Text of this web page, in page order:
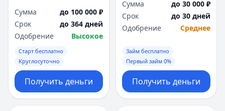
Сумма
до 100 000 ₽
Срок
до 364 дней
Одобрение
Высокое
Старт бесплатно
Круглосуточно
Получить деньги
Сумма
до 30 000 ₽
Срок
до 30 дней
Одобрение
Среднее
Займ бесплатно
Первый займ 0%
Получить деньги